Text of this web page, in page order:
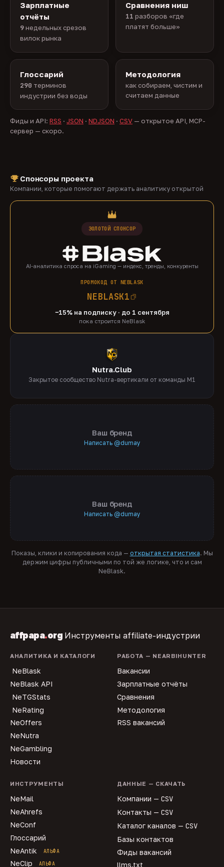
Зарплатные
отчёты
9недельных срезов
вилок рынка
Сравнения ниш
11 разборов «где
платят больше»
Глоссарий
290 терминов
индустрии без воды
Методология
как собираем, чистим и
считаем данные
Фиды и API: RSS · JSON · NDJSON · CSV — открытое API, MCP-
сервер — скоро.
Спонсоры проекта
Компании, которые помогают держать аналитику открытой
ЗОЛОТОЙ СПОНСОР
AI-аналитика спроса на iGaming — индекс, тренды, конкуренты
ПРОМОКОД ОТ NEBLASK
NEBLASK1
−15% на подписку · до 1 сентября
пока строится NeBlask
Nutra.Club
Закрытое сообщество Nutra-вертикали от команды M1
Ваш бренд
Написать @dumay
Ваш бренд
Написать @dumay
Показы, клики и копирования кода — открытая статистика. Мы
держим цифры публичными по той же логике, что и сам
NeBlask.
affpapa.org Инструменты affiliate-индустрии
АНАЛИТИКА И КАТАЛОГИ
NeBlask
NeBlask API
NeTGStats
NeRating
NeOffers
NeNutra
NeGambling
Новости
РАБОТА — NEARBIHUNTER
Вакансии
Зарплатные отчёты
Сравнения
Методология
RSS вакансий
ИНСТРУМЕНТЫ
NeMail
NeAhrefs
NeConf
Глоссарий
NeAntik
АЛЬФА
NeClip АЛЬФА
ДАННЫЕ — СКАЧАТЬ
Компании — CSV
Контакты — CSV
Каталог каналов — CSV
Базы контактов
Фиды вакансий
llms.txt